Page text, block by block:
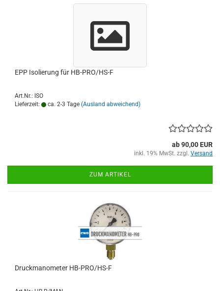
EPP Isolierung für HB-PRO/HS-F
Art.Nr.: ISO
Lieferzeit:
ca. 2-3 Tage (Ausland abweichend)
ab 90,00 EUR
inkl. 19% MwSt. zzgl. Versand
ZUM ARTIKEL
Druckmanometer HB-PRO/HS-F